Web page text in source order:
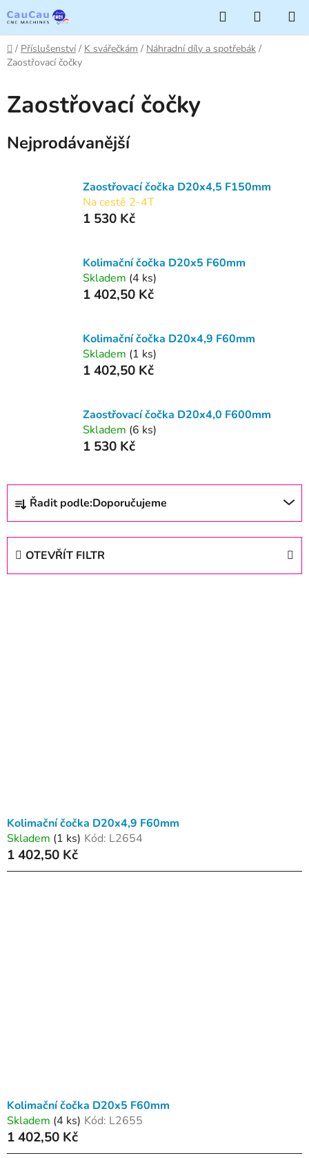
na
obsah
Hledat
KOŠÍK
Domů
/ Příslušenství / K svářečkám / Náhradní díly a spotřebák /
Zaostřovací čočky
Zaostřovací čočky
Nejprodávanější
Zaostřovací čočka D20x4,5 F150mm
Na cestě 2-4T
1 530 Kč
Kolimační čočka D20x5 F60mm
Skladem (4 ks)
1 402,50 Kč
Kolimační čočka D20x4,9 F60mm
Skladem (1 ks)
1 402,50 Kč
Zaostřovací čočka D20x4,0 F600mm
Skladem (6 ks)
1 530 Kč
Ř
z
Řadit podle:Doporučujeme
OTEVŘÍT FILTR
ů
Kolimační čočka D20x4,9 F60mm
Skladem (1 ks) Kód: L2654
1 402,50 Kč
Kolimační čočka D20x5 F60mm
Skladem (4 ks) Kód: L2655
1 402,50 Kč